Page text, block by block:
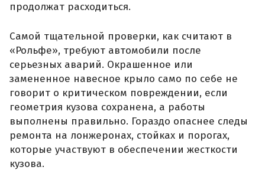
продолжат расходиться.
Самой тщательной проверки, как считают в
«Рольфе», требуют автомобили после
серьезных аварий. Окрашенное или
замененное навесное крыло само по себе не
говорит о критическом повреждении, если
геометрия кузова сохранена, а работы
выполнены правильно. Гораздо опаснее следы
ремонта на лонжеронах, стойках и порогах,
которые участвуют в обеспечении жесткости
кузова.